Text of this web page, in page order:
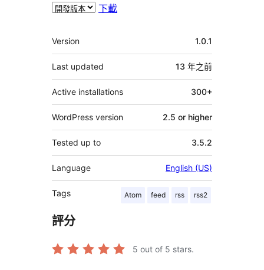
下載
其
它
Version 1.0.1
Last updated 13 年之前
Active installations 300+
WordPress version 2.5 or higher
Tested up to 3.5.2
Language English (US)
Tags Atom feed rss rss2
評分
5 out of 5 stars.